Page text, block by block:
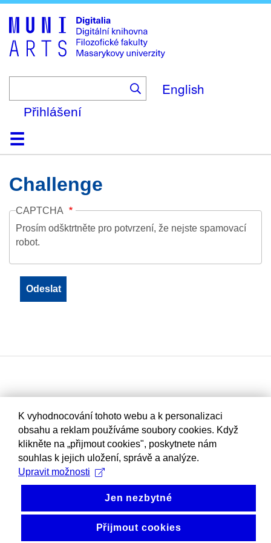
to
main
content
English
Přihlášení
DomůKolekce
Prohlížení
Vyhledávání
O platformě
Nápověda
KontaktDigitalia
Challenge
CAPTCHA
Prosím odšktrtněte pro potvrzení, že nejste spamovací
robot.
K vyhodnocování tohoto webu a k personalizaci
obsahu a reklam používáme soubory cookies. Když
klikněte na „přijmout cookies", poskytnete nám
souhlas k jejich uložení, správě a analýze.
Upravit možnosti
Jen nezbytné
Přijmout cookies